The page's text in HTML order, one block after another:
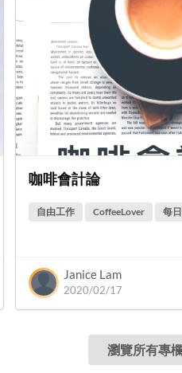
咖啡會計論
自由工作 CoffeeLover 每
Janice Lam
2020/02/17
瀏覽所有專